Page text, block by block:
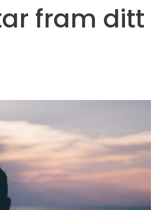
fram ditt